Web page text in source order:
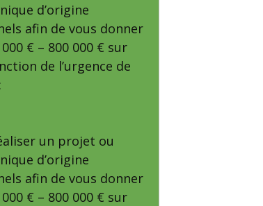
d’origine
afin de vous donner
€ – 800 000 € sur
de l’urgence de
un projet ou
d’origine
afin de vous donner
€ – 800 000 € sur